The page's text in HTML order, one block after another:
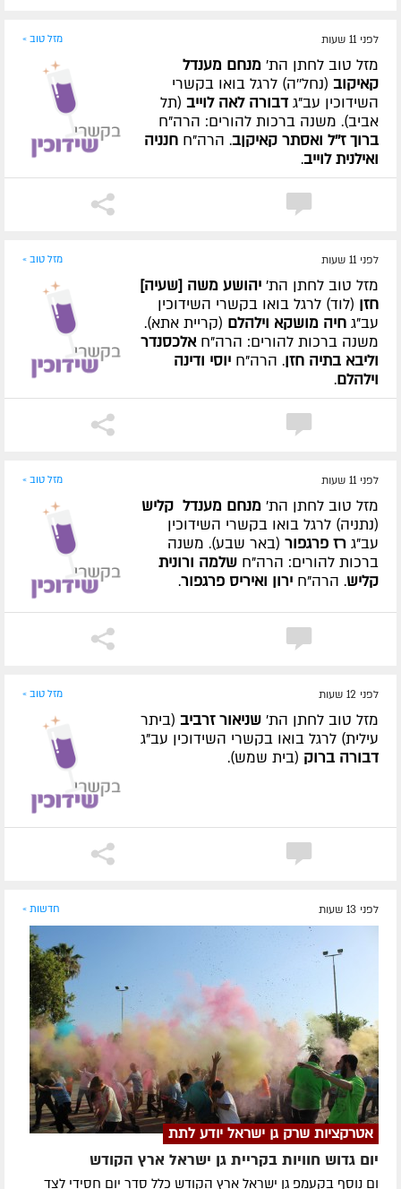
לפני 11 שעות מזל טוב »
מזל טוב לחתן הת' מנחם מענדל
קאיקוב (נחל''ה) לרגל בואו בקשרי
השידוכין עב"ג דבורה לאה לוייב (תל
אביב). משנה ברכות להורים: הרה"ח
ברוך ז''ל ואסתר קאיקןב. הרה"ח חנניה
ואילנית לוייב.
לפני 11 שעות מזל טוב »
מזל טוב לחתן הת' יהושע משה [שעיה]
חזן (לוד) לרגל בואו בקשרי השידוכין
עב"ג חיה מושקא וילהלם (קריית אתא).
משנה ברכות להורים: הרה"חאלכסנדר
וליבא בתיה חזן. הרה"ח יוסי ודינה
וילהלם.
לפני 11 שעות מזל טוב »
מזל טוב לחתן הת' מנחם מענדל קליש
(נתניה) לרגל בואו בקשרי השידוכין
עב"ג רז פרגפור (באר שבע). משנה
ברכות להורים: הרה"ח שלמה ורונית
קליש. הרה"ח ירון ואיריס פרגפור.
לפני 12 שעות מזל טוב »
מזל טוב לחתן הת' שניאור זרביב (ביתר
עילית) לרגל בואו בקשרי השידוכין עב"ג
דבורה ברוק (בית שמש).
לפני 13 שעות חדשות »
אטרקציות שרק גן ישראל יודע לתת
יום גדוש חוויות בקריית גן ישראל ארץ הקודש
ום נוסף בקעמפ גן ישראל ארץ הקודש כלל סדר יום חסידי לצד